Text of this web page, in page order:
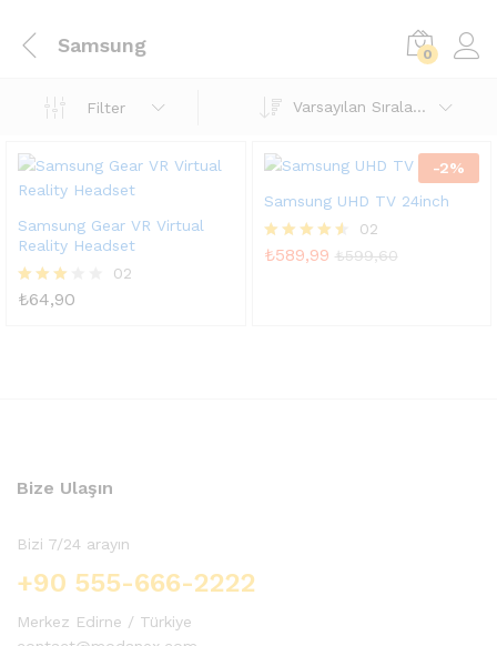
Samsung 0
Filter Varsayılan Sıralama
Samsung Gear VR Virtual
Reality Headset
5
02
₺64,90
-2%
Samsung UHD TV 24inch
5
02
₺589,99 ₺599,60
Bize Ulaşın
Bizi 7/24 arayın
+90 555-666-2222
Merkez Edirne / Türkiye